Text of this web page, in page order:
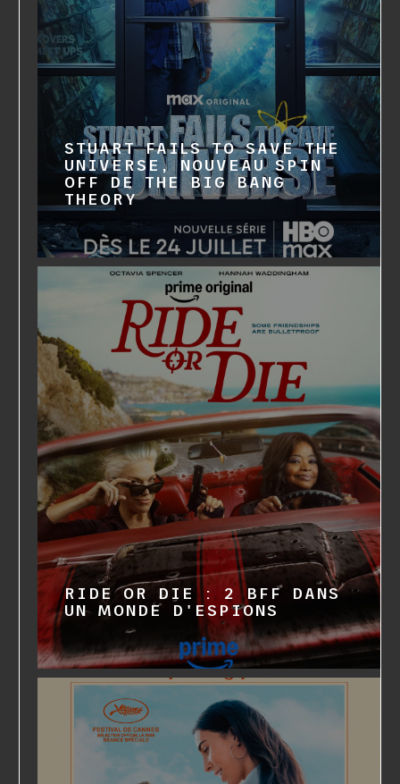
STUART FAILS TO SAVE THE
UNIVERSE, NOUVEAU SPIN
OFF DE THE BIG BANG
THEORY
RIDE OR DIE : 2 BFF DANS
UN MONDE D'ESPIONS